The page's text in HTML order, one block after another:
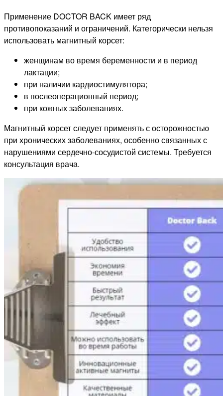
Применение DOCTOR BACK имеет ряд
противопоказаний и ограничений. Категорически нельзя
использовать магнитный корсет:
женщинам во время беременности и в период
лактации;
при наличии кардиостимулятора;
в послеоперационный период;
при кожных заболеваниях.
Магнитный корсет следует применять с осторожностью
при хронических заболеваниях, особенно связанных с
нарушениями сердечно-сосудистой системы. Требуется
консультация врача.